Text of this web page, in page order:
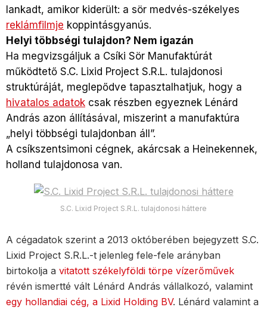
lankadt, amikor kiderült: a sör medvés-székelyes
reklámfilmje koppintásgyanús.
Helyi többségi tulajdon? Nem igazán
Ha megvizsgáljuk a Csíki Sör Manufaktúrát
működtető S.C. Lixid Project S.R.L. tulajdonosi
struktúráját, meglepődve tapasztalhatjuk, hogy a
hivatalos adatok csak részben egyeznek Lénárd
András azon állításával, miszerint a manufaktúra
„helyi többségi tulajdonban áll”.
A csíkszentsimoni cégnek, akárcsak a Heinekennek,
holland tulajdonosa van.
S.C. Lixid Project S.R.L. tulajdonosi háttere
A cégadatok szerint a 2013 októberében bejegyzett S.C.
Lixid Project S.R.L.-t jelenleg fele-fele arányban
birtokolja a vitatott székelyföldi törpe vízerőművek
révén ismertté vált Lénárd András vállalkozó, valamint
egy hollandiai cég, a Lixid Holding BV. Lénárd valamint a